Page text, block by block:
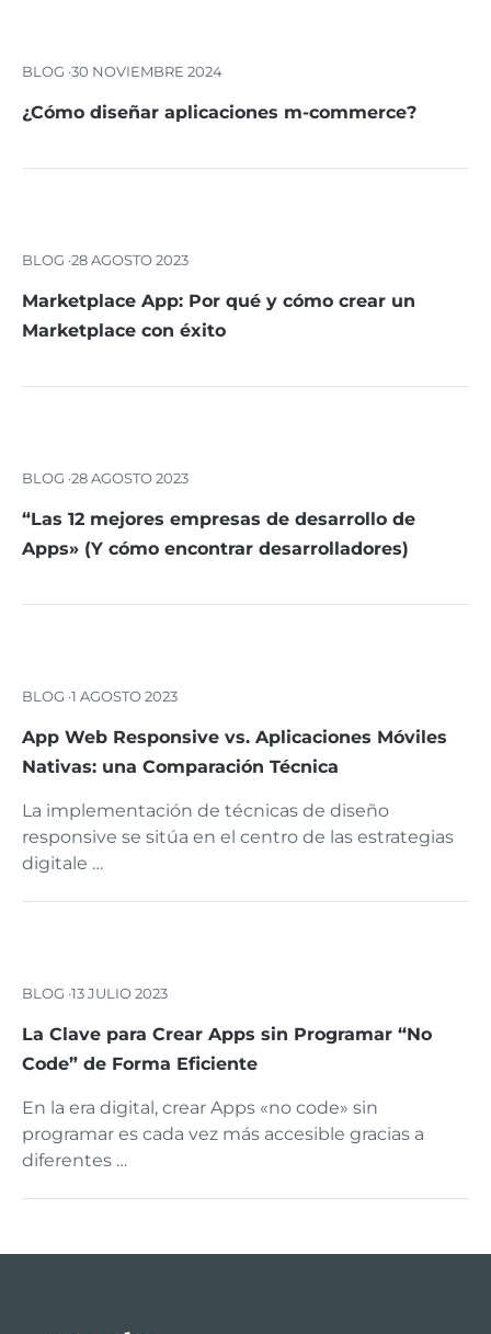
BLOG ·30 NOVIEMBRE 2024
¿Cómo diseñar aplicaciones m-commerce?
BLOG ·28 AGOSTO 2023
Marketplace App: Por qué y cómo crear un
Marketplace con éxito
BLOG ·28 AGOSTO 2023
“Las 12 mejores empresas de desarrollo de
Apps» (Y cómo encontrar desarrolladores)
BLOG ·1 AGOSTO 2023
App Web Responsive vs. Aplicaciones Móviles
Nativas: una Comparación Técnica
La implementación de técnicas de diseño
responsive se sitúa en el centro de las estrategias
digitale …
BLOG ·13 JULIO 2023
La Clave para Crear Apps sin Programar “No
Code” de Forma Eficiente
En la era digital, crear Apps «no code» sin
programar es cada vez más accesible gracias a
diferentes …